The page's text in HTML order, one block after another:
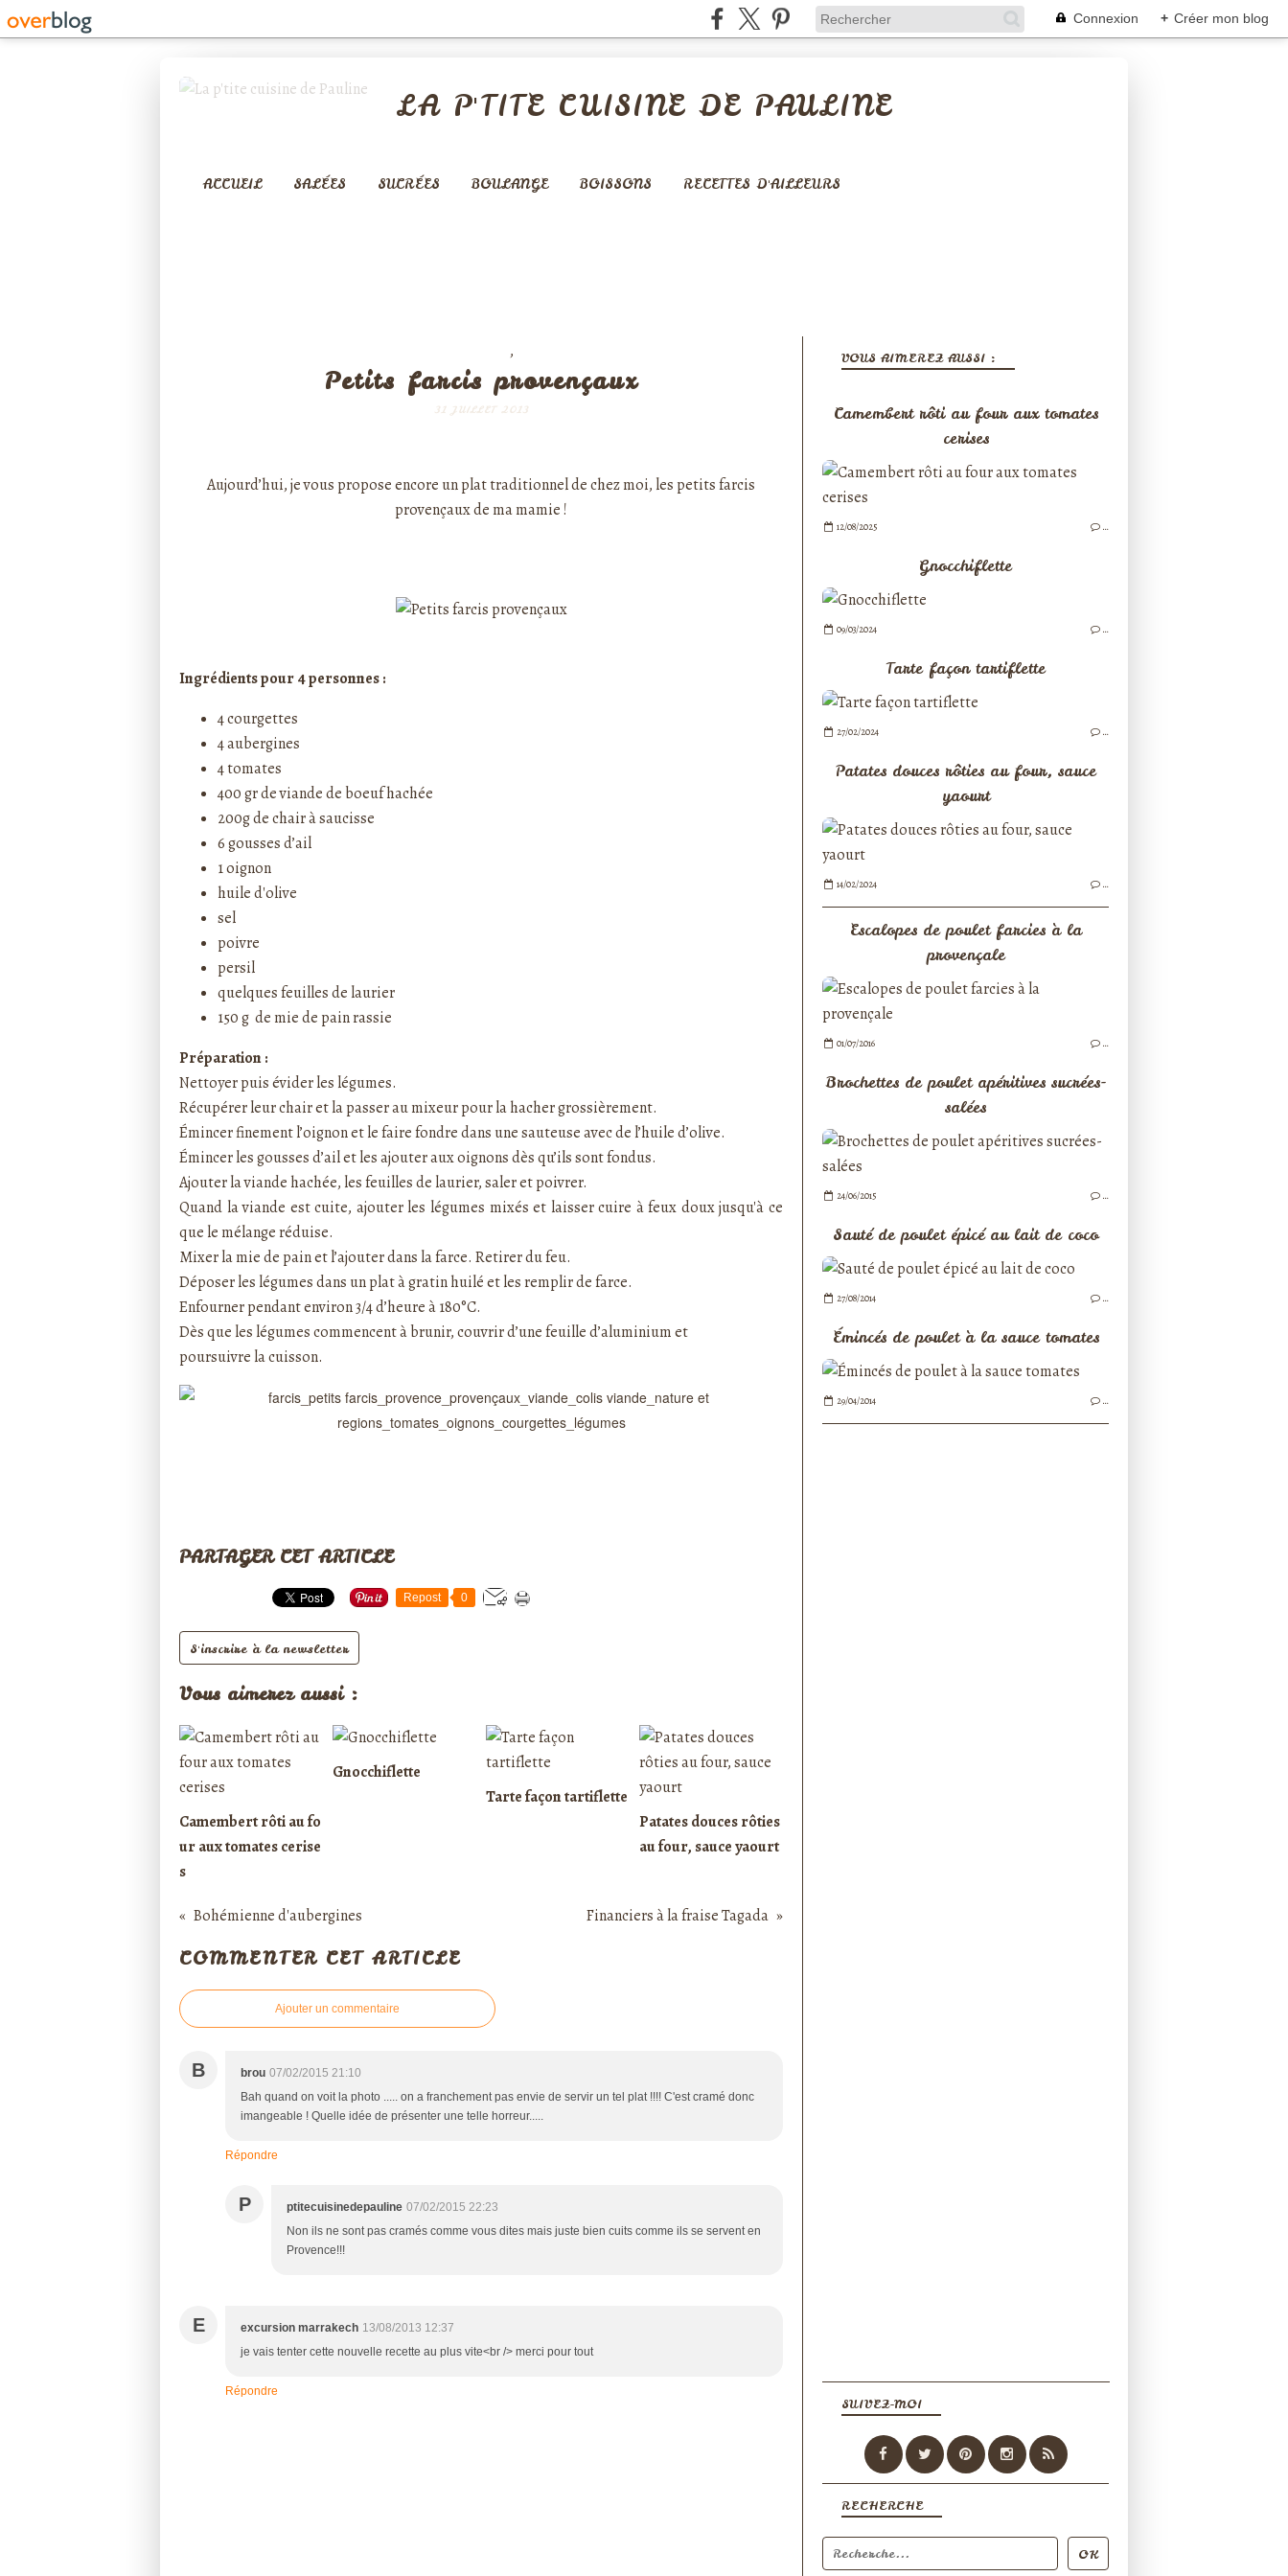
Connexion + Créer mon blog
LA P'TITE CUISINE DE PAULINE
ACCUEIL SALÉES SUCRÉES BOULANGE BOISSONS RECETTES D'AILLEURS
,
Petits farcis provençaux
31 JUILLET 2013
Aujourd’hui, je vous propose encore un plat traditionnel de chez moi, les petits farcis
provençaux de ma mamie !
Ingrédients pour 4 personnes :
4 courgettes
4 aubergines
4 tomates
400 gr de viande de boeuf hachée
200g de chair à saucisse
6 gousses d’ail
1 oignon
huile d'olive
sel
poivre
persil
quelques feuilles de laurier
150 g de mie de pain rassie
Préparation :
Nettoyer puis évider les légumes.
Récupérer leur chair et la passer au mixeur pour la hacher grossièrement.
Émincer finement l’oignon et le faire fondre dans une sauteuse avec de l’huile d’olive.
Émincer les gousses d’ail et les ajouter aux oignons dès qu’ils sont fondus.
Ajouter la viande hachée, les feuilles de laurier, saler et poivrer.
Quand la viande est cuite, ajouter les légumes mixés et laisser cuire à feux doux jusqu'à ce
que le mélange réduise.
Mixer la mie de pain et l’ajouter dans la farce. Retirer du feu.
Déposer les légumes dans un plat à gratin huilé et les remplir de farce.
Enfourner pendant environ 3/4 d’heure à 180°C.
Dès que les légumes commencent à brunir, couvrir d’une feuille d’aluminium et
poursuivre la cuisson.
PARTAGER CET ARTICLE
Repost 0
S'inscrire à la newsletter
Vous aimerez aussi :
Camembert rôti au fo
ur aux tomates cerise
s
Gnocchiflette
Tarte façon tartiflette
Patates douces rôties
au four, sauce yaourt
Bohémienne d'aubergines Financiers à la fraise Tagada
COMMENTER CET ARTICLE
Ajouter un commentaire
B brou 07/02/2015 21:10
Bah quand on voit la photo ..... on a franchement pas envie de servir un tel plat !!!! C'est cramé donc
imangeable ! Quelle idée de présenter une telle horreur.....
Répondre
P ptitecuisinedepauline 07/02/2015 22:23
Non ils ne sont pas cramés comme vous dites mais juste bien cuits comme ils se servent en
Provence!!!
E excursion marrakech 13/08/2013 12:37
je vais tenter cette nouvelle recette au plus vite<br /> merci pour tout
Répondre
SUIVEZ-MOI
RECHERCHE
VOUS AIMEREZ AUSSI :
Camembert rôti au four aux tomates
cerises
12/08/2025 …
Gnocchiflette
09/03/2024 …
Tarte façon tartiflette
27/02/2024 …
Patates douces rôties au four, sauce
yaourt
14/02/2024 …
Escalopes de poulet farcies à la
provençale
01/07/2016 …
Brochettes de poulet apéritives sucrées-
salées
24/06/2015 …
Sauté de poulet épicé au lait de coco
27/08/2014 …
Émincés de poulet à la sauce tomates
29/04/2014 …